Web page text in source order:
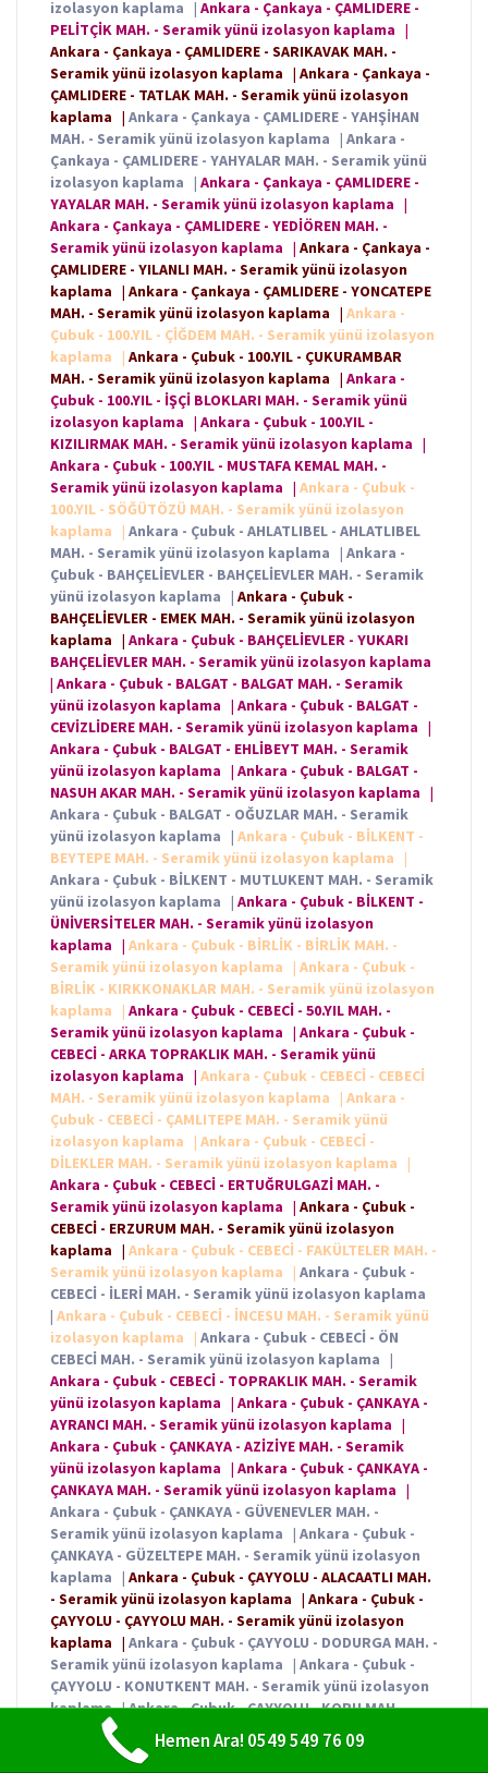
izolasyon kaplama | Ankara - Çankaya - ÇAMLIDERE -
PELİTÇİK MAH. - Seramik yünü izolasyon kaplama |
Ankara - Çankaya - ÇAMLIDERE - SARIKAVAK MAH. -
Seramik yünü izolasyon kaplama | Ankara - Çankaya -
ÇAMLIDERE - TATLAK MAH. - Seramik yünü izolasyon
kaplama | Ankara - Çankaya - ÇAMLIDERE - YAHŞİHAN
MAH. - Seramik yünü izolasyon kaplama | Ankara -
Çankaya - ÇAMLIDERE - YAHYALAR MAH. - Seramik yünü
izolasyon kaplama | Ankara - Çankaya - ÇAMLIDERE -
YAYALAR MAH. - Seramik yünü izolasyon kaplama |
Ankara - Çankaya - ÇAMLIDERE - YEDİÖREN MAH. -
Seramik yünü izolasyon kaplama | Ankara - Çankaya -
ÇAMLIDERE - YILANLI MAH. - Seramik yünü izolasyon
kaplama | Ankara - Çankaya - ÇAMLIDERE - YONCATEPE
MAH. - Seramik yünü izolasyon kaplama | Ankara -
Çubuk - 100.YIL - ÇİĞDEM MAH. - Seramik yünü izolasyon
kaplama
| Ankara - Çubuk - 100.YIL - ÇUKURAMBAR
MAH. - Seramik yünü izolasyon kaplama | Ankara -
Çubuk - 100.YIL - İŞÇİ BLOKLARI MAH. - Seramik yünü
izolasyon kaplama | Ankara - Çubuk - 100.YIL -
KIZILIRMAK MAH. - Seramik yünü izolasyon kaplama |
Ankara - Çubuk - 100.YIL - MUSTAFA KEMAL MAH. -
Seramik yünü izolasyon kaplama | Ankara - Çubuk -
100.YIL - SÖĞÜTÖZÜ MAH. - Seramik yünü izolasyon
kaplama
| Ankara - Çubuk - AHLATLIBEL - AHLATLIBEL
MAH. - Seramik yünü izolasyon kaplama | Ankara -
Çubuk - BAHÇELİEVLER - BAHÇELİEVLER MAH. - Seramik
yünü izolasyon kaplama | Ankara - Çubuk -
BAHÇELİEVLER - EMEK MAH. - Seramik yünü izolasyon
kaplama | Ankara - Çubuk - BAHÇELİEVLER - YUKARI
BAHÇELİEVLER MAH. - Seramik yünü izolasyon kaplama
| Ankara - Çubuk - BALGAT - BALGAT MAH. - Seramik
yünü izolasyon kaplama | Ankara - Çubuk - BALGAT -
CEVİZLİDERE MAH. - Seramik yünü izolasyon kaplama |
Ankara - Çubuk - BALGAT - EHLİBEYT MAH. - Seramik
yünü izolasyon kaplama | Ankara - Çubuk - BALGAT -
NASUH AKAR MAH. - Seramik yünü izolasyon kaplama |
Ankara - Çubuk - BALGAT - OĞUZLAR MAH. - Seramik
yünü izolasyon kaplama | Ankara - Çubuk - BİLKENT -
BEYTEPE MAH. - Seramik yünü izolasyon kaplama
|
Ankara - Çubuk - BİLKENT - MUTLUKENT MAH. - Seramik
yünü izolasyon kaplama | Ankara - Çubuk - BİLKENT -
ÜNİVERSİTELER MAH. - Seramik yünü izolasyon
kaplama | Ankara - Çubuk - BİRLİK - BİRLİK MAH. -
Seramik yünü izolasyon kaplama
| Ankara - Çubuk -
BİRLİK - KIRKKONAKLAR MAH. - Seramik yünü izolasyon
kaplama
| Ankara - Çubuk - CEBECİ - 50.YIL MAH. -
Seramik yünü izolasyon kaplama | Ankara - Çubuk -
CEBECİ - ARKA TOPRAKLIK MAH. - Seramik yünü
izolasyon kaplama | Ankara - Çubuk - CEBECİ - CEBECİ
MAH. - Seramik yünü izolasyon kaplama
| Ankara -
Çubuk - CEBECİ - ÇAMLITEPE MAH. - Seramik yünü
izolasyon kaplama
| Ankara - Çubuk - CEBECİ -
DİLEKLER MAH. - Seramik yünü izolasyon kaplama
|
Ankara - Çubuk - CEBECİ - ERTUĞRULGAZİ MAH. -
Seramik yünü izolasyon kaplama | Ankara - Çubuk -
CEBECİ - ERZURUM MAH. - Seramik yünü izolasyon
kaplama | Ankara - Çubuk - CEBECİ - FAKÜLTELER MAH. -
Seramik yünü izolasyon kaplama
| Ankara - Çubuk -
CEBECİ - İLERİ MAH. - Seramik yünü izolasyon kaplama
| Ankara - Çubuk - CEBECİ - İNCESU MAH. - Seramik yünü
izolasyon kaplama
| Ankara - Çubuk - CEBECİ - ÖN
CEBECİ MAH. - Seramik yünü izolasyon kaplama |
Ankara - Çubuk - CEBECİ - TOPRAKLIK MAH. - Seramik
yünü izolasyon kaplama | Ankara - Çubuk - ÇANKAYA -
AYRANCI MAH. - Seramik yünü izolasyon kaplama |
Ankara - Çubuk - ÇANKAYA - AZİZİYE MAH. - Seramik
yünü izolasyon kaplama | Ankara - Çubuk - ÇANKAYA -
ÇANKAYA MAH. - Seramik yünü izolasyon kaplama |
Ankara - Çubuk - ÇANKAYA - GÜVENEVLER MAH. -
Seramik yünü izolasyon kaplama | Ankara - Çubuk -
ÇANKAYA - GÜZELTEPE MAH. - Seramik yünü izolasyon
kaplama | Ankara - Çubuk - ÇAYYOLU - ALACAATLI MAH.
- Seramik yünü izolasyon kaplama | Ankara - Çubuk -
ÇAYYOLU - ÇAYYOLU MAH. - Seramik yünü izolasyon
kaplama | Ankara - Çubuk - ÇAYYOLU - DODURGA MAH. -
Seramik yünü izolasyon kaplama | Ankara - Çubuk -
ÇAYYOLU - KONUTKENT MAH. - Seramik yünü izolasyon
kaplama|Ankara - Çubuk - ÇAYYOLU - KORU MAH. -
Seramik yünü izolasyon kaplama | Ankara - Çubuk -
ÇAYYOLU - PROF. DR. AHMET TANER KIŞLALI MAH. -
Hemen Ara! 0549 549 76 09